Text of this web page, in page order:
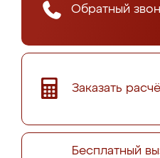
Обратный
Заказать
Бесплатный